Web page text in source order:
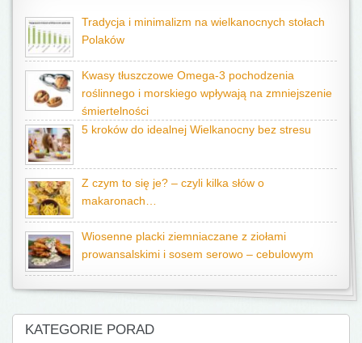
Tradycja i minimalizm na wielkanocnych stołach
Polaków
Kwasy tłuszczowe Omega-3 pochodzenia
roślinnego i morskiego wpływają na zmniejszenie
śmiertelności
5 kroków do idealnej Wielkanocny bez stresu
Z czym to się je? – czyli kilka słów o
makaronach…
Wiosenne placki ziemniaczane z ziołami
prowansalskimi i sosem serowo – cebulowym
KATEGORIE PORAD